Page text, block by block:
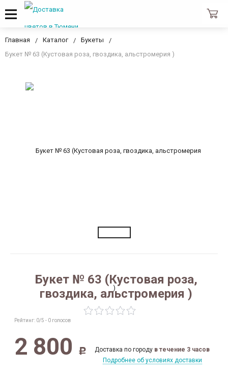
Главная Каталог
Букеты
Букет № 63 (Кустовая роза, гвоздика, альстромерия )
Букет № 63 (Кустовая роза,
гвоздика, альстромерия )
Рейтинг: 0/5 - 0 голосов
2 800 Р Доставка по городу в течение 3 часов
Подробнее об условиях доставки